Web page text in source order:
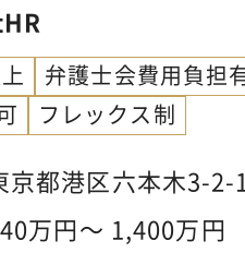
個別性の高いプロ
型化された契約法
からビジネス推進
とができます。【
度）－国内法務室
アンス推進室から
男性／ニューヨー
弁護士会費用負担
フレックス制
京都港区六本木3-
ンドタワー840万円～ 1,400万円